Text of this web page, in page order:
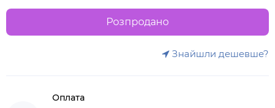
Розпродано
Знайшли дешевше?
Оплата